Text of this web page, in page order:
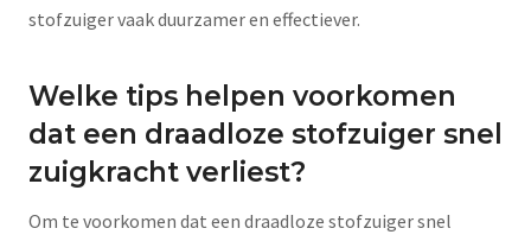
stofzuiger vaak duurzamer en effectiever.
Welke tips helpen voorkomen
dat een draadloze stofzuiger snel
zuigkracht verliest?
Om te voorkomen dat een draadloze stofzuiger snel